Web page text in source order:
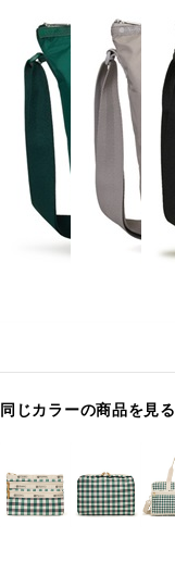
同じカラーの商品を見る